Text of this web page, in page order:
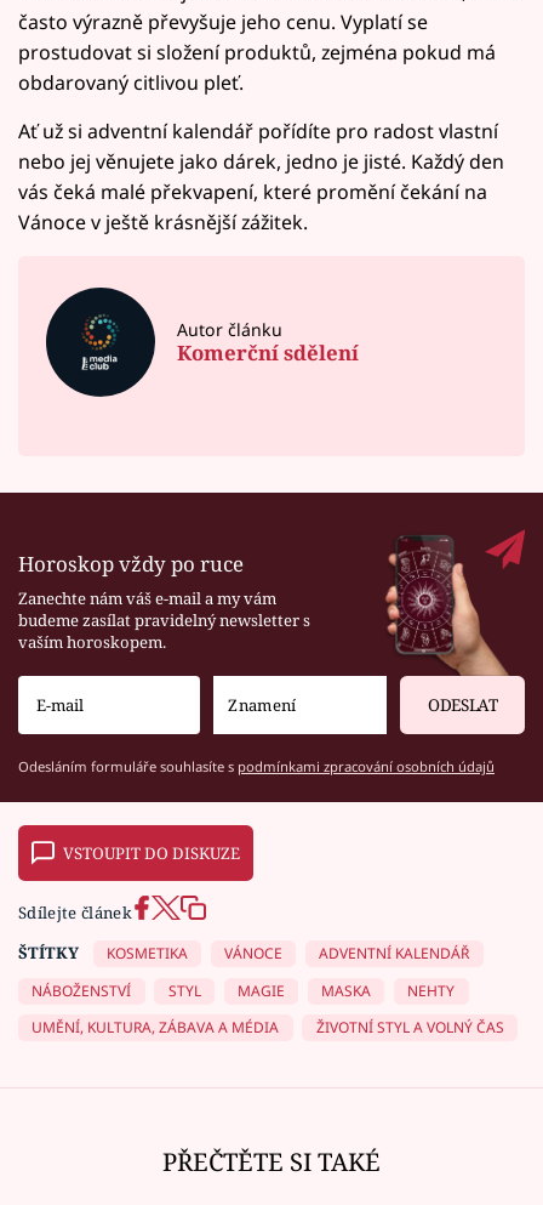
často výrazně převyšuje jeho cenu. Vyplatí se
prostudovat si složení produktů, zejména pokud má
obdarovaný citlivou pleť.
Ať už si adventní kalendář pořídíte pro radost vlastní
nebo jej věnujete jako dárek, jedno je jisté. Každý den
vás čeká malé překvapení, které promění čekání na
Vánoce v ještě krásnější zážitek.
Autor článku
Komerční sdělení
Horoskop vždy po ruce
Zanechte nám váš e-mail a my vám
budeme zasílat pravidelný newsletter s
vaším horoskopem.
ODESLAT
Odesláním formuláře souhlasíte s podmínkami zpracování osobních údajů
VSTOUPIT DO DISKUZE
Sdílejte článek
ŠTÍTKY
KOSMETIKA VÁNOCE
ADVENTNÍ KALENDÁŘ
NÁBOŽENSTVÍ
STYL MAGIE MASKA
NEHTY
UMĚNÍ, KULTURA, ZÁBAVA A MÉDIA
ŽIVOTNÍ STYL A VOLNÝ ČAS
PŘEČTĚTE SI TAKÉ